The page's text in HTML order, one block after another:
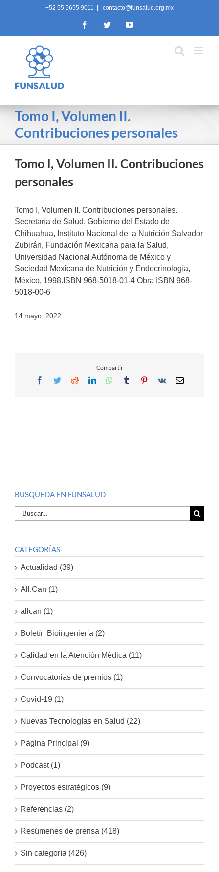
+52 55 5655 9011 contacto@funsalud.org.mx
FacebookTwitterYouTube
Tomo I, Volumen II.
Contribuciones personales
Tomo I, Volumen II. Contribuciones
personales
Tomo I, Volumen II. Contribuciones personales.
Secretaría de Salud, Gobierno del Estado de
Chihuahua, Instituto Nacional de la Nutrición Salvador
Zubirán, Fundación Mexicana para la Salud,
Universidad Nacional Autónoma de México y
Sociedad Mexicana de Nutrición y Endocrinología,
México, 1998.ISBN 968-5018-01-4 Obra ISBN 968-
5018-00-6
14 mayo, 2022
Compartir
Facebook
TwitterRedditLinkedInWhatsApp
TumblrPinterest
Vk Email
BUSQUEDA EN FUNSALUD
Buscar
por:
CATEGORÍAS
Actualidad (39)
All.Can (1)
allcan (1)
Boletín Bioingeniería (2)
Calidad en la Atención Médica (11)
Convocatorias de premios (1)
Covid-19 (1)
Nuevas Tecnologías en Salud (22)
Página Principal (9)
Podcast (1)
Proyectos estratégicos (9)
Referencias (2)
Resúmenes de prensa (418)
Sin categoría (426)